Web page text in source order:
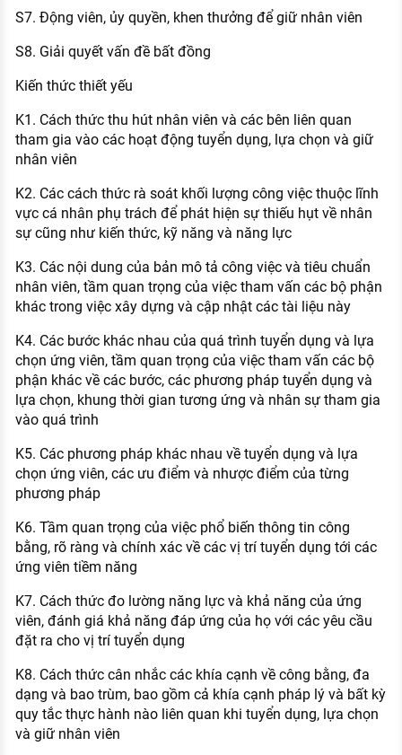
S7. Động viên, ủy quyền, khen thưởng để giữ nhân viên
S8. Giải quyết vấn đề bất đồng
Kiến thức thiết yếu
K1. Cách thức thu hút nhân viên và các bên liên quan
tham gia vào các hoạt động tuyển dụng, lựa chọn và giữ
nhân viên
K2. Các cách thức rà soát khối lượng công việc thuộc lĩnh
vực cá nhân phụ trách để phát hiện sự thiếu hụt về nhân
sự cũng như kiến thức, kỹ năng và năng lực
K3. Các nội dung của bản mô tả công việc và tiêu chuẩn
nhân viên, tầm quan trọng của việc tham vấn các bộ phận
khác trong việc xây dựng và cập nhật các tài liệu này
K4. Các bước khác nhau của quá trình tuyển dụng và lựa
chọn ứng viên, tầm quan trọng của việc tham vấn các bộ
phận khác về các bước, các phương pháp tuyển dụng và
lựa chọn, khung thời gian tương ứng và nhân sự tham gia
vào quá trình
K5. Các phương pháp khác nhau về tuyển dụng và lựa
chọn ứng viên, các ưu điểm và nhược điểm của từng
phương pháp
K6. Tầm quan trọng của việc phổ biến thông tin công
bằng, rõ ràng và chính xác về các vị trí tuyển dụng tới các
ứng viên tiềm năng
K7. Cách thức đo lường năng lực và khả năng của ứng
viên, đánh giá khả năng đáp ứng của họ với các yêu cầu
đặt ra cho vị trí tuyển dụng
K8. Cách thức cân nhắc các khía cạnh về công bằng, đa
dạng và bao trùm, bao gồm cả khía cạnh pháp lý và bất kỳ
quy tắc thực hành nào liên quan khi tuyển dụng, lựa chọn
và giữ nhân viên